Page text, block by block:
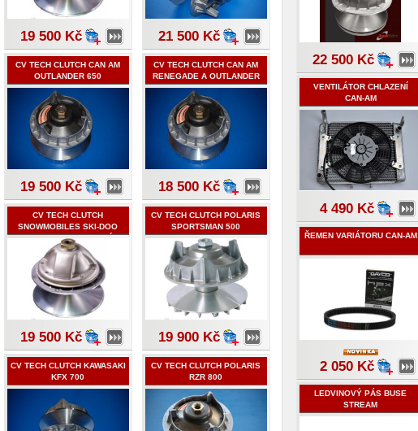
19 500 Kč 21 500 Kč
CV TECH CLUTCH CAN AM
OUTLANDER 650
19 500 Kč
CV TECH CLUTCH CAN AM
RENEGADE A OUTLANDER
500
18 500 Kč
CV TECH CLUTCH
SNOWMOBILES SKI-DOO
VZDUCHEM CHLAZENÉ
19 500 Kč
CV TECH CLUTCH POLARIS
SPORTSMAN 500
19 900 Kč
CV TECH CLUTCH KAWASAKI
KFX 700
CV TECH CLUTCH POLARIS
RZR 800
22 500 Kč
VENTILÁTOR CHLAZENÍ
CAN-AM
RENEGADE/OUTLANDER
4 490 Kč
ŘEMEN VARIÁTORU CAN-AM
2 050 Kč
LEDVINOVÝ PÁS BUSE
STREAM